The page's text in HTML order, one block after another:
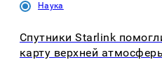
Наука
Спутники Starlink
карту верхней